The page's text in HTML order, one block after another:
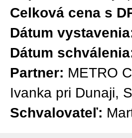
Celková cena s
Dátum
Dátum
Partner: METRO
Ivanka pri Dunaji,
Schvalovateľ: